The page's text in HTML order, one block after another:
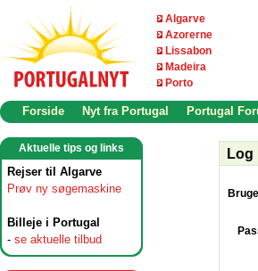
Algarve
Azorerne
Lissabon
Madeira
Porto
Forside Nyt fra Portugal Portugal
Aktuelle tips og links
Rejser til Algarve
Prøv ny søgemaskine
Billeje i Portugal
- se aktuelle tilbud
Log